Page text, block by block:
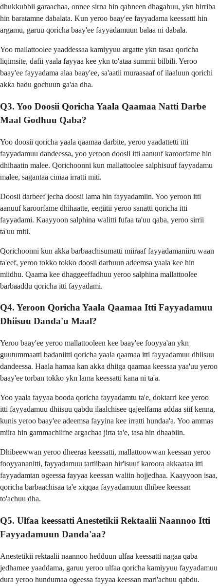
dhukkubbii garaachaa, onnee sirna hin qabneen dhagahuu, ykn hirriba
hin baratamne dabalata. Kun yeroo baay'ee fayyadama keessatti hin
argamu, garuu qoricha baay'ee fayyadamuun balaa ni dabala.
Yoo mallattoolee yaaddessaa kamiyyuu argatte ykn tasaa qoricha
liqimsite, dafii yaala fayyaa kee ykn to'ataa summii bilbili. Yeroo
baay'ee fayyadama alaa baay'ee, sa'aatii muraasaaf of ilaaluun qorichi
akka badu gochuun ga'aa dha.
Q3. Yoo Doosii Qoricha Yaala Qaamaa Natti Darbe
Maal Godhuu Qaba?
Yoo doosii qoricha yaala qaamaa darbite, yeroo yaadattetti itti
fayyadamuu dandeessa, yoo yeroon doosii itti aanuuf karoorfame hin
dhihaatin malee. Qorichoonni kun mallattoolee salphisuuf fayyadamu
malee, sagantaa cimaa irratti miti.
Doosii darbeef jecha doosii lama hin fayyadamiin. Yoo yeroon itti
aanuuf karoorfame dhihaatte, eegiitii yeroo sanatti qoricha itti
fayyadami. Kaayyoon salphina walitti fufaa ta'uu qaba, yeroo sirrii
ta'uu miti.
Qorichoonni kun akka barbaachisumatti miiraaf fayyadamaniiru waan
ta'eef, yeroo tokko tokko doosii darbuun adeemsa yaala kee hin
miidhu. Qaama kee dhaggeeffadhuu yeroo salphina mallattoolee
barbaaddu qoricha itti fayyadami.
Q4. Yeroon Qoricha Yaala Qaamaa Itti Fayyadamuu
Dhiisuu Danda'u Maal?
Yeroo baay'ee yeroo mallattooleen kee baay'ee fooyya'an ykn
guutummaatti badaniitti qoricha yaala qaamaa itti fayyadamuu dhiisuu
dandeessa. Haala hamaa kan akka dhiiga qaamaa keessaa yaa'uu yeroo
baay'ee torban tokko ykn lama keessatti kana ni ta'a.
Yoo yaala fayyaa booda qoricha fayyadamtu ta'e, doktarri kee yeroo
itti fayyadamuu dhiisuu qabdu ilaalchisee qajeelfama addaa siif kenna,
kunis yeroo baay'ee adeemsa fayyina kee irratti hundaa'a. Yoo ammas
miira hin gammachiifne argachaa jirta ta'e, tasa hin dhaabiin.
Dhibeewwan yeroo dheeraa keessatti, mallattoowwan keessan yeroo
fooyyananitti, fayyadamuu tartiibaan hir'isuuf karoora akkaataa itti
fayyadamtan ogeessa fayyaa keessan waliin hojjedhaa. Kaayyoon isaa,
qoricha barbaachisaa ta'e xiqqaa fayyadamuun dhibee keessan
to'achuu dha.
Q5. Ulfaa keessatti Anestetikii Rektaalii Naannoo Itti
Fayyadamuun Danda'aa?
Anestetikii rektaalii naannoo hedduun ulfaa keessatti nagaa qaba
jedhamee yaaddama, garuu yeroo ulfaa qoricha kamiyyuu fayyadamuu
dura yeroo hundumaa ogeessa fayyaa keessan mari'achuu qabdu.